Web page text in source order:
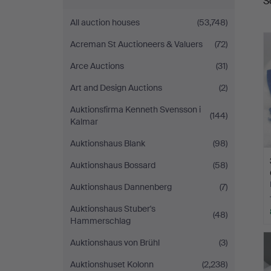
Auctioneers
All auction houses
(53,748)
Acreman St Auctioneers & Valuers
(72)
Arce Auctions
(31)
Art and Design Auctions
(2)
Auktionsfirma Kenneth Svensson i
Kalmar
(144)
Auktionshaus Blank
(98)
Auktionshaus Bossard
(58)
Auktionshaus Dannenberg
(7)
Auktionshaus Stuber's
Hammerschlag
(48)
Auktionshaus von Brühl
(3)
Auktionshuset Kolonn
(2,238)